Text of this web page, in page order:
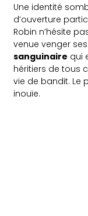
Une identité
d’ouverture
Robin n’hésite
venue venger
sanguinaire qui
héritiers de tous
vie de bandit. Le
inouïe.